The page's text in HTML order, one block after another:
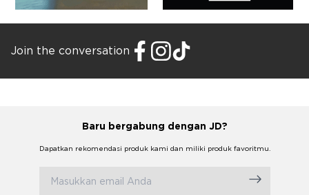
Join the conversation
Baru bergabung dengan JD?
Dapatkan rekomendasi produk kami dan miliki produk favoritmu.